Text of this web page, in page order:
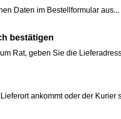
Daten im Bestellformular aus...
Rat, geben Sie die
ankommt oder der